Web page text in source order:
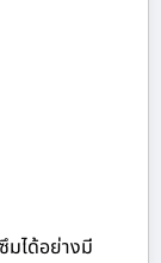
มได้อย่างมี